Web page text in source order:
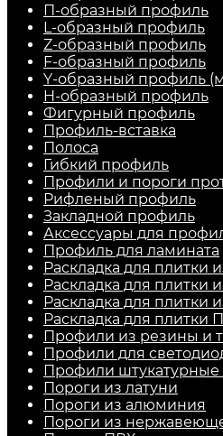
П-образный профиль
L-образный профиль
Z-образный профиль
F-образный профиль
Y-образный профиль
H-образный профиль
Фигурный профиль
Профиль-вставка
Полоса
Гибкий профиль
Профили и пороги
Рифленый профиль
Закладной профиль
Аксессуары для
Профиль для ламината
Раскладка для плитки
Раскладка для плитки
Раскладка для плитки
Раскладка для плитки
Профили из резины и
Профили для
Профили
Пороги из латуни
Пороги из алюминия
Пороги из